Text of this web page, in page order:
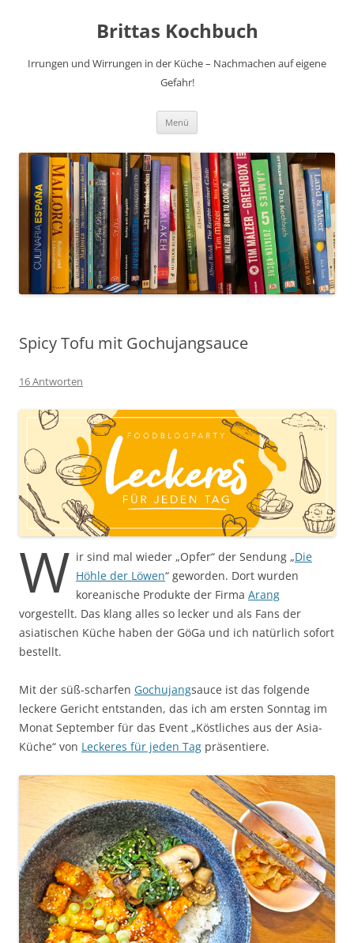
Brittas Kochbuch
Irrungen und Wirrungen in der Küche – Nachmachen auf eigene
Gefahr!
Menü
Spicy Tofu mit Gochujangsauce
16 Antworten
W ir sind mal wieder „Opfer“ der Sendung „Die
Höhle der Löwen“ geworden. Dort wurden
koreanische Produkte der Firma Arang
vorgestellt. Das klang alles so lecker und als Fans der
asiatischen Küche haben der GöGa und ich natürlich sofort
bestellt.
Mit der süß-scharfen Gochujangsauce ist das folgende
leckere Gericht entstanden, das ich am ersten Sonntag im
Monat September für das Event „Köstliches aus der Asia-
Küche“ von Leckeres für jeden Tag präsentiere.